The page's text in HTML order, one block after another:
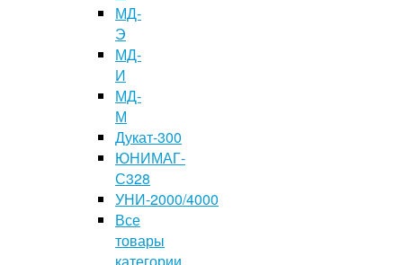
МД-
Э
МД-
И
МД-
М
Дукат-300
ЮНИМАГ-
С328
УНИ-2000/4000
Все
товары